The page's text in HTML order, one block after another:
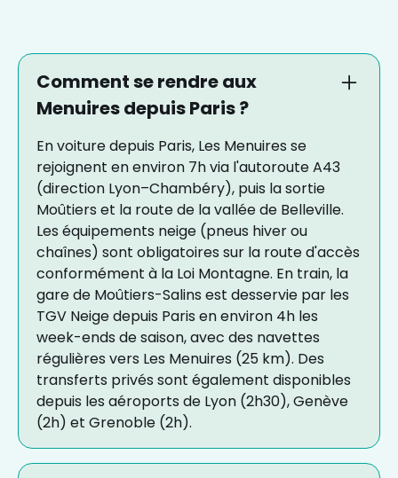
Comment se rendre aux
Menuires depuis Paris ?
En voiture depuis Paris, Les Menuires se
rejoignent en environ 7h via l'autoroute A43
(direction Lyon–Chambéry), puis la sortie
Moûtiers et la route de la vallée de Belleville.
Les équipements neige (pneus hiver ou
chaînes) sont obligatoires sur la route d'accès
conformément à la Loi Montagne. En train, la
gare de Moûtiers-Salins est desservie par les
TGV Neige depuis Paris en environ 4h les
week-ends de saison, avec des navettes
régulières vers Les Menuires (25 km). Des
transferts privés sont également disponibles
depuis les aéroports de Lyon (2h30), Genève
(2h) et Grenoble (2h).